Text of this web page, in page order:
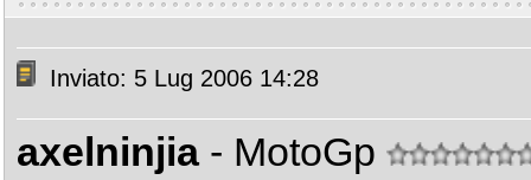
Inviato: 5 Lug 2006 14:28
axelninjia - MotoGp